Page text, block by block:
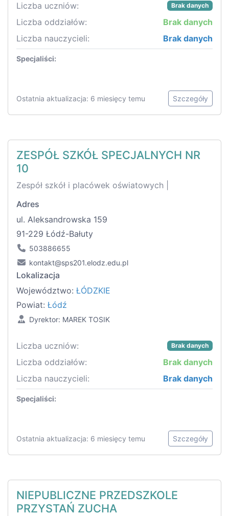
Liczba uczniów: Brak danych
Liczba oddziałów:
Brak danych
Liczba nauczycieli:
Brak danych
Specjaliści:
Ostatnia aktualizacja: 6 miesięcy temu Szczegóły
ZESPÓŁ SZKÓŁ SPECJALNYCH NR
10
Zespół szkół i placówek oświatowych |
Adres
ul. Aleksandrowska 159
91-229 Łódź-Bałuty
503886655
kontakt@sps201.elodz.edu.pl
Lokalizacja
Województwo: ŁÓDZKIE
Powiat: Łódź
Dyrektor: MAREK TOSIK
Liczba uczniów: Brak danych
Liczba oddziałów:
Brak danych
Liczba nauczycieli:
Brak danych
Specjaliści:
Ostatnia aktualizacja: 6 miesięcy temu Szczegóły
NIEPUBLICZNE PRZEDSZKOLE
PRZYSTAŃ ZUCHA